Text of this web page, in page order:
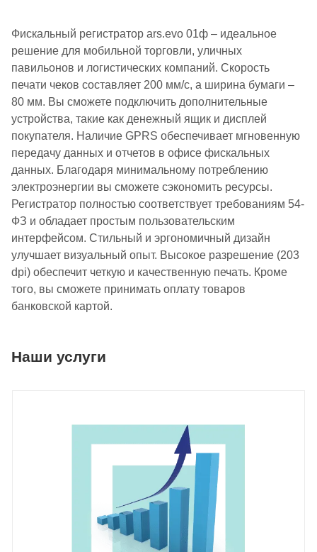
Фискальный регистратор ars.evo 01ф – идеальное
решение для мобильной торговли, уличных
павильонов и логистических компаний. Скорость
печати чеков составляет 200 мм/с, а ширина бумаги –
80 мм. Вы сможете подключить дополнительные
устройства, такие как денежный ящик и дисплей
покупателя. Наличие GPRS обеспечивает мгновенную
передачу данных и отчетов в офисе фискальных
данных. Благодаря минимальному потреблению
электроэнергии вы сможете сэкономить ресурсы.
Регистратор полностью соответствует требованиям 54-
ФЗ и обладает простым пользовательским
интерфейсом. Стильный и эргономичный дизайн
улучшает визуальный опыт. Высокое разрешение (203
dpi) обеспечит четкую и качественную печать. Кроме
того, вы сможете принимать оплату товаров
банковской картой.
Наши услуги